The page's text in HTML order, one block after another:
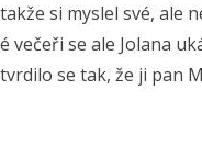
si myslel své, ale
večeři se ale Jolana
se tak, že ji pan